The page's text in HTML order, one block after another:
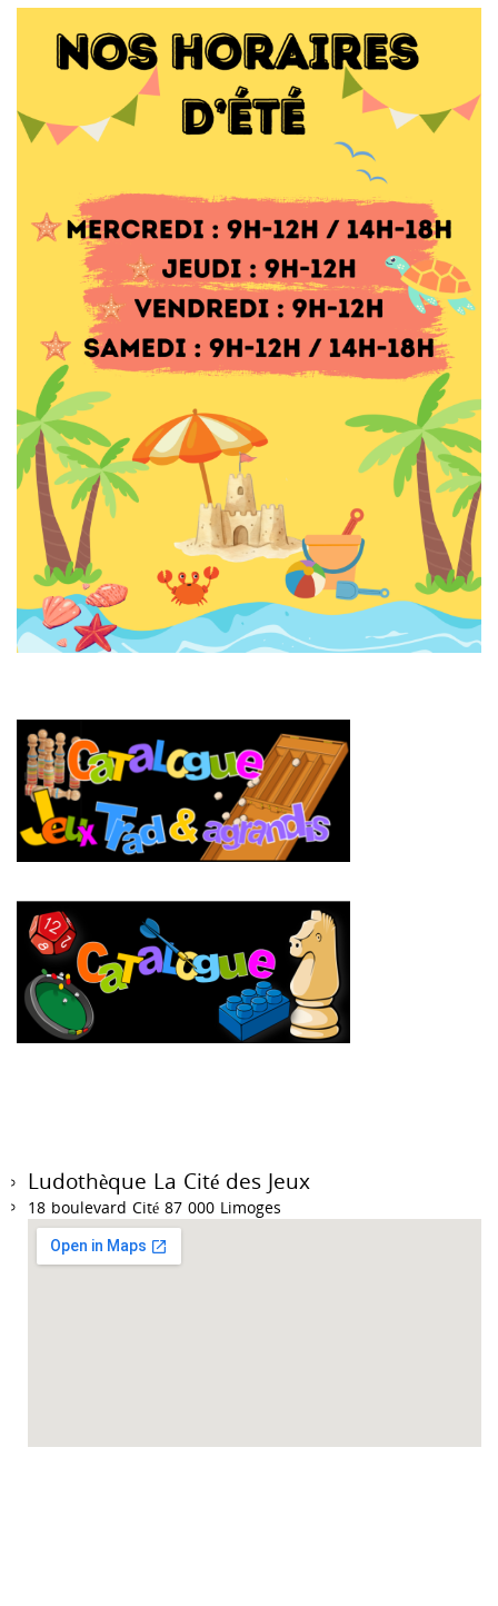
Ludothèque La Cité des Jeux
18 boulevard Cité 87 000 Limoges